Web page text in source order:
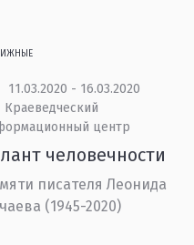
11.03.2020 - 16.03.2020
Краеведческий
центр
человечности
писателя Леонида
(1945-2020)